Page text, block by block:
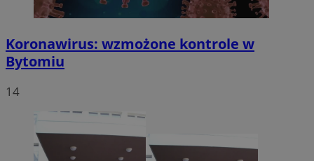
Koronawirus: wzmożone kontrole w
Bytomiu
14